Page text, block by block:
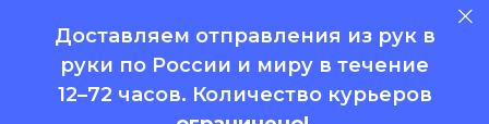
Доставляем отправления из рук в
руки по России и миру в течение
12–72 часов. Количество курьеров